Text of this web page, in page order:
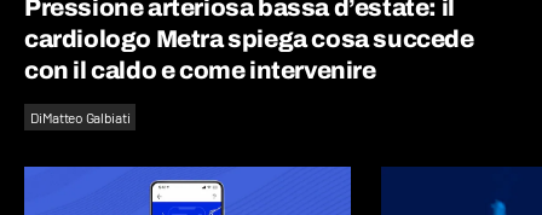
Pressione arteriosa bassa d’estate: il
cardiologo Metra spiega cosa succede
con il caldo e come intervenire
DiMatteo Galbiati